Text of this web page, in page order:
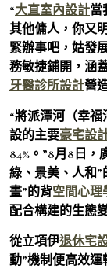
“大直室內設計當
其他傭人，你又
緊辦事吧，姑發
務敏捷鋪開，涵
牙醫診所設計營
“將派潭河（幸
設的主要豪宅設
84%。”8月8日
綠、景美、人和
畫”的背空間心理
配合構建的生態
從立項伊退休宅
動”機制便高效